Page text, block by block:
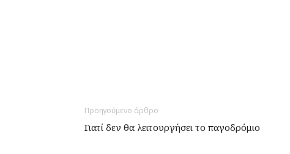
Προηγούμενο άρθρο
Γιατί δεν θα λειτουργήσει το παγοδρόμιο